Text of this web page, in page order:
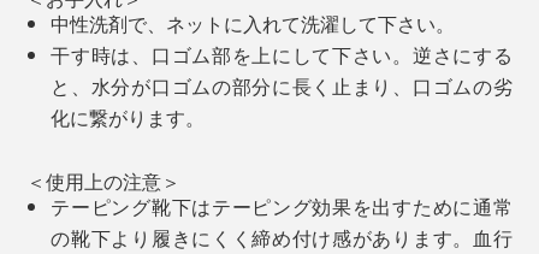
としたルームシューズを履いている感覚で、フローリン
グの足当たりも柔らか。すべりにくいのもいい。
中性洗剤で、ネットに入れて洗濯して下さい。
干す時は、口ゴム部を上にして下さい。逆さにする
と、水分が口ゴムの部分に長く止まり、口ゴムの劣
化に繋がります。
＜使用上の注意＞
テーピング靴下はテーピング効果を出すために通常
の靴下より履きにくく締め付け感があります。血行